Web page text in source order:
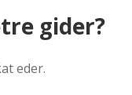
gider?
eder.